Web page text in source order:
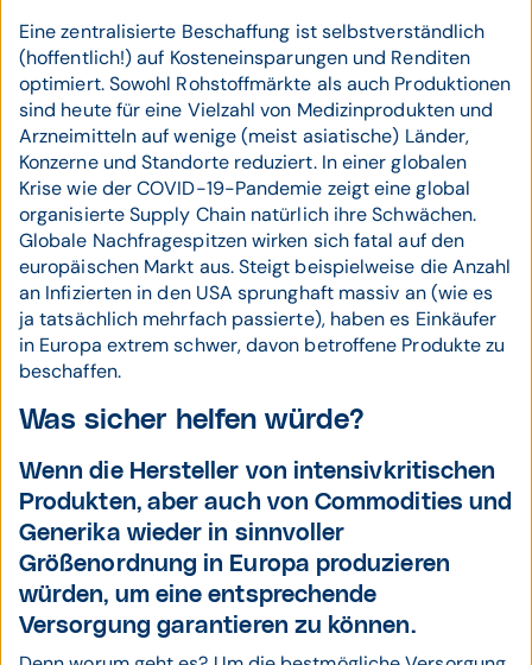
Eine zentralisierte Beschaffung ist selbstverständlich
(hoffentlich!) auf Kosteneinsparungen und Renditen
optimiert. Sowohl Rohstoffmärkte als auch Produktionen
sind heute für eine Vielzahl von Medizinprodukten und
Arzneimitteln auf wenige (meist asiatische) Länder,
Konzerne und Standorte reduziert. In einer globalen
Krise wie der COVID-19-Pandemie zeigt eine global
organisierte Supply Chain natürlich ihre Schwächen.
Globale Nachfragespitzen wirken sich fatal auf den
europäischen Markt aus. Steigt beispielweise die Anzahl
an Infizierten in den USA sprunghaft massiv an (wie es
ja tatsächlich mehrfach passierte), haben es Einkäufer
in Europa extrem schwer, davon betroffene Produkte zu
beschaffen.
Was sicher helfen würde?
Wenn die Hersteller von intensivkritischen
Produkten, aber auch von Commodities und
Generika wieder in sinnvoller
Größenordnung in Europa produzieren
würden, um eine entsprechende
Versorgung garantieren zu können.